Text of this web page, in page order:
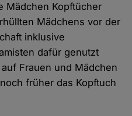
Mädchen Kopftücher
Mädchens vor der
inklusive
dafür genutzt
Frauen und Mädchen
früher das Kopftuch